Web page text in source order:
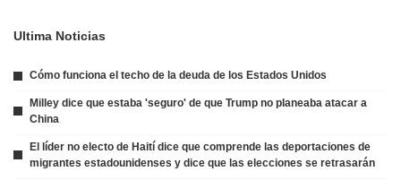
Ultima Noticias
Cómo funciona el techo de la deuda de los Estados Unidos
Milley dice que estaba 'seguro' de que Trump no planeaba atacar a
China
El líder no electo de Haití dice que comprende las deportaciones de
migrantes estadounidenses y dice que las elecciones se retrasarán